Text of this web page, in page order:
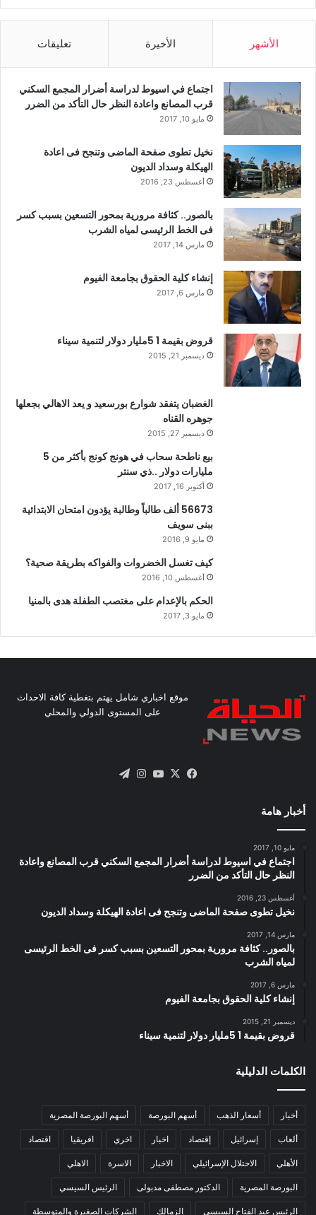
الأشهر الأخيرة تعليقات
اجتماع في اسيوط لدراسة أضرار المجمع السكني
قرب المصانع واعادة النظر حال التأكد من الضرر
مايو 10, 2017
نخيل تطوى صفحة الماضى وتنجح فى اعادة
الهيكلة وسداد الديون
أغسطس 23, 2016
بالصور.. كثافة مرورية بمحور التسعين بسبب كسر
فى الخط الرئيسى لمياه الشرب
مارس 14, 2017
إنشاء كلية الحقوق بجامعة الفيوم
مارس 6, 2017
قروض بقيمة 1 5مليار دولار لتنمية سيناء
ديسمبر 21, 2015
الغضبان يتفقد شوارع بورسعيد و يعد الاهالي بجعلها
جوهره القناه
ديسمبر 27, 2015
بيع ناطحة سحاب في هونج كونج بأكثر من 5
مليارات دولار ..ذي سنتر
أكتوبر 16, 2017
56673 ألف طالباً وطالبة يؤدون امتحان الابتدائية
ببنى سويف
مايو 9, 2016
كيف تغسل الخضروات والفواكه بطريقة صحية؟
أغسطس 10, 2016
الحكم بالإعدام على مغتصب الطفلة هدى بالمنيا
مايو 3, 2017
موقع اخباري شامل يهتم بتغطية كافة الاحداث
على المستوى الدولي والمحلي
فيسبوك
X يوتيوبانستقرام
أخبار هامة
مايو 10, 2017
اجتماع في اسيوط لدراسة أضرار المجمع السكني قرب المصانع واعادة
النظر حال التأكد من الضرر
أغسطس 23, 2016
نخيل تطوى صفحة الماضى وتنجح فى اعادة الهيكلة وسداد الديون
مارس 14, 2017
بالصور.. كثافة مرورية بمحور التسعين بسبب كسر فى الخط الرئيسى
لمياه الشرب
مارس 6, 2017
إنشاء كلية الحقوق بجامعة الفيوم
ديسمبر 21, 2015
قروض بقيمة 1 5مليار دولار لتنمية سيناء
الكلمات الدليلية
أخبار أسعار الذهب أسهم البورصة أسهم البورصة المصرية
ألعاب إسرائيل إقتصاد اخبار اخري افريقيا اقتصاد
الأهلي الاحتلال الإسرائيلي الاخبار الاسرة الاهلي
البورصة المصرية الدكتور مصطفى مدبولى الرئيس السيسي
الرئيس عبد الفتاح السيسي الزمالك الشركات الصغيرة والمتوسطة